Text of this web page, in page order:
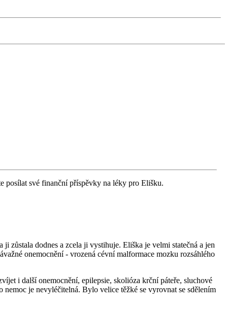
posílat své finanční příspěvky na léky pro Elišku.
zůstala dodnes a zcela ji vystihuje. Eliška je velmi statečná a jen
onemocnění - vrozená cévní malformace mozku rozsáhlého
i další onemocnění, epilepsie, skolióza krční páteře, sluchové
nemoc je nevyléčitelná. Bylo velice těžké se vyrovnat se sdělením